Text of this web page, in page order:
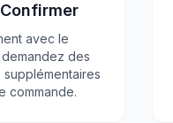
avec le
des
commande.